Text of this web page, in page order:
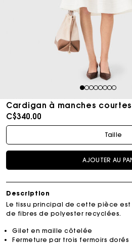
12345678
Cardigan à manches courtes
C$340.00
Taille
AJOUTER AU
Description
Le tissu principal de cette pièce est
de fibres de polyester recyclées.
Gilet en maille côtelée
Fermeture par trois fermoirs dorés